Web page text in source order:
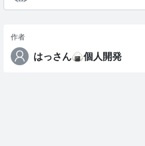
作者
はっさん🍙個人開発